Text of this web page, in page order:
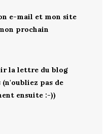
e-mail et mon site
prochain
la lettre du blog
pas de
ensuite :-))